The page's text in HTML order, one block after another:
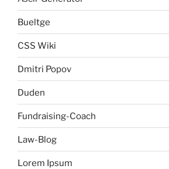
Bueltge
CSS Wiki
Dmitri Popov
Duden
Fundraising-Coach
Law-Blog
Lorem Ipsum